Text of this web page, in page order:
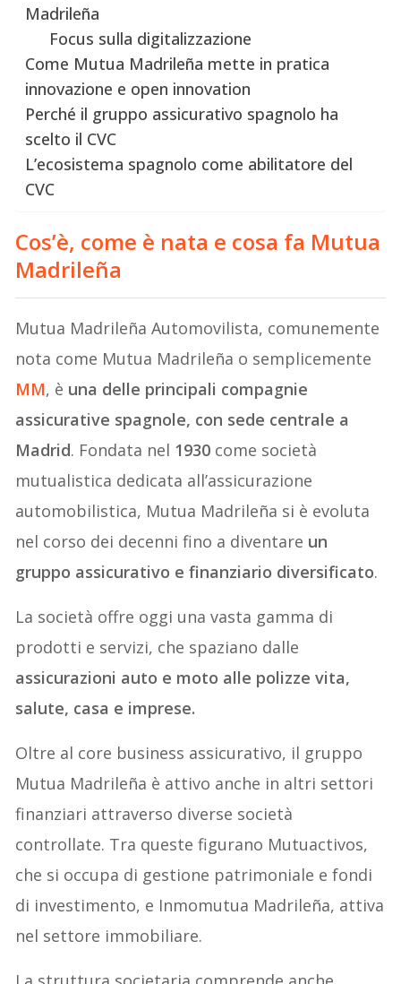
Madrileña
Focus sulla digitalizzazione
Come Mutua Madrileña mette in pratica
innovazione e open innovation
Perché il gruppo assicurativo spagnolo ha
scelto il CVC
L’ecosistema spagnolo come abilitatore del
CVC
Cos’è, come è nata e cosa fa Mutua
Madrileña
Mutua Madrileña Automovilista, comunemente
nota come Mutua Madrileña o semplicemente
MM, è una delle principali compagnie
assicurative spagnole, con sede centrale a
Madrid. Fondata nel 1930 come società
mutualistica dedicata all’assicurazione
automobilistica, Mutua Madrileña si è evoluta
nel corso dei decenni fino a diventare un
gruppo assicurativo e finanziario diversificato.
La società offre oggi una vasta gamma di
prodotti e servizi, che spaziano dalle
assicurazioni auto e moto alle polizze vita,
salute, casa e imprese.
Oltre al core business assicurativo, il gruppo
Mutua Madrileña è attivo anche in altri settori
finanziari attraverso diverse società
controllate. Tra queste figurano Mutuactivos,
che si occupa di gestione patrimoniale e fondi
di investimento, e Inmomutua Madrileña, attiva
nel settore immobiliare.